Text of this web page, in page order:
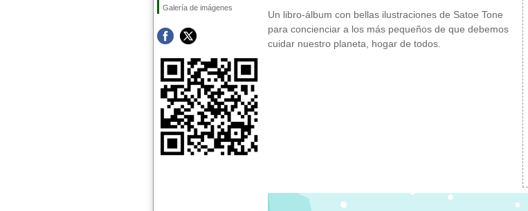
Galería de imágenes
Un libro-álbum con bellas ilustraciones de Satoe Tone
para concienciar a los más pequeños de que debemos
cuidar nuestro planeta, hogar de todos.